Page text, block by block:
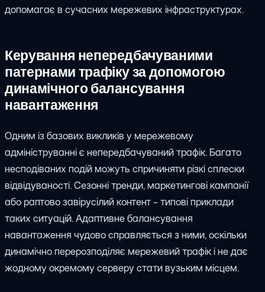
допомагає в сучасних мережевих інфраструктурах.
Керування непередбачуваними
патернами трафіку за допомогою
динамічного балансування
навантаження
Одним із базових викликів у мережевому
адмініструванні є непередбачуваний трафік. Багато
несподіваних подій можуть спричиняти різкі сплески
відвідуваності. Сезонні тренди, маркетингові кампанії
або раптово завірусілий контент - типові приклади
таких ситуацій. Адаптивне балансування
навантаження чудово справляється з ними, оскільки
динамічно перерозподіляє мережевий трафік і не дає
жодному окремому серверу стати вузьким місцем.